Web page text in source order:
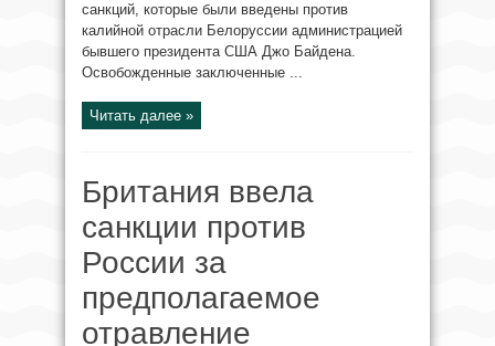
санкций, которые были введены против
калийной отрасли Белоруссии администрацией
бывшего президента США Джо Байдена.
Освобожденные заключенные ...
Читать далее »
Британия ввела
санкции против
России за
предполагаемое
отравление